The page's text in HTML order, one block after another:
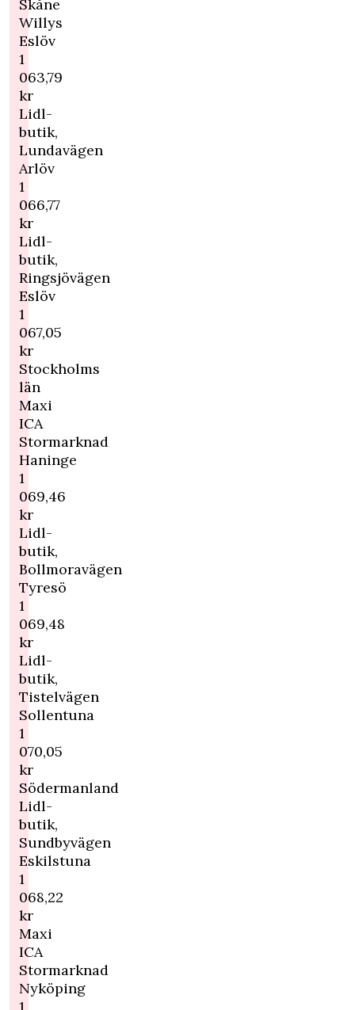
Skåne
Willys
Eslöv
1
063,79
kr
Lidl-
butik,
Lundavägen
Arlöv
1
066,77
kr
Lidl-
butik,
Ringsjövägen
Eslöv
1
067,05
kr
Stockholms
län
Maxi
ICA
Stormarknad
Haninge
1
069,46
kr
Lidl-
butik,
Bollmoravägen
Tyresö
1
069,48
kr
Lidl-
butik,
Tistelvägen
Sollentuna
1
070,05
kr
Södermanland
Lidl-
butik,
Sundbyvägen
Eskilstuna
1
068,22
kr
Maxi
ICA
Stormarknad
Nyköping
1